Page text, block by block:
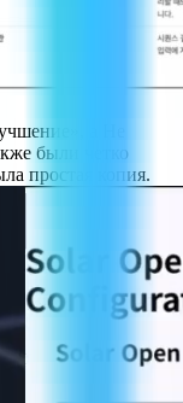
а Не
были четко
простая копия.